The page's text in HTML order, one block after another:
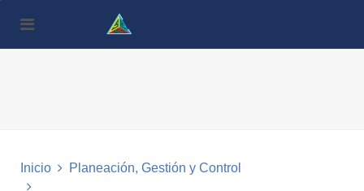
este
Inicio Planeación, Gestión y Control